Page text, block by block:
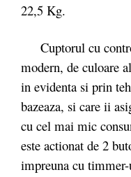
22,5 Kg.
Cuptorul cu
modern, de culoare
in evidenta si prin
bazeaza, si care ii
cu cel mai mic
este actionat de 2
impreuna cu